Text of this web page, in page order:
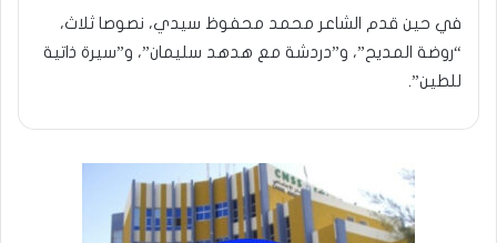
في حين قدم الشاعر محمد محفوظ سيدي، نصوصا ثلاث،
“روضة المديح”، و”دردشة مع هدهد سليمان”، و”سيرة ذاتية
للطين”.